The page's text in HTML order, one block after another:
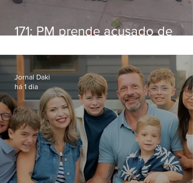
171: PM prende acusado de
Niterói
Jornal Daki
há 1 dia